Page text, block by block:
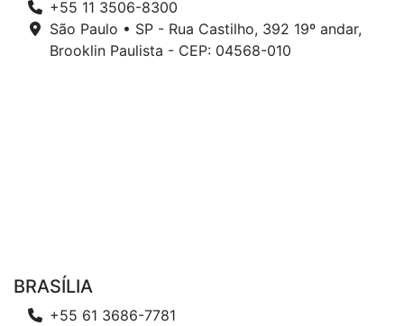
+55 11 3506-8300
São Paulo • SP - Rua Castilho, 392 19º andar,
Brooklin Paulista - CEP: 04568-010
BRASÍLIA
+55 61 3686-7781